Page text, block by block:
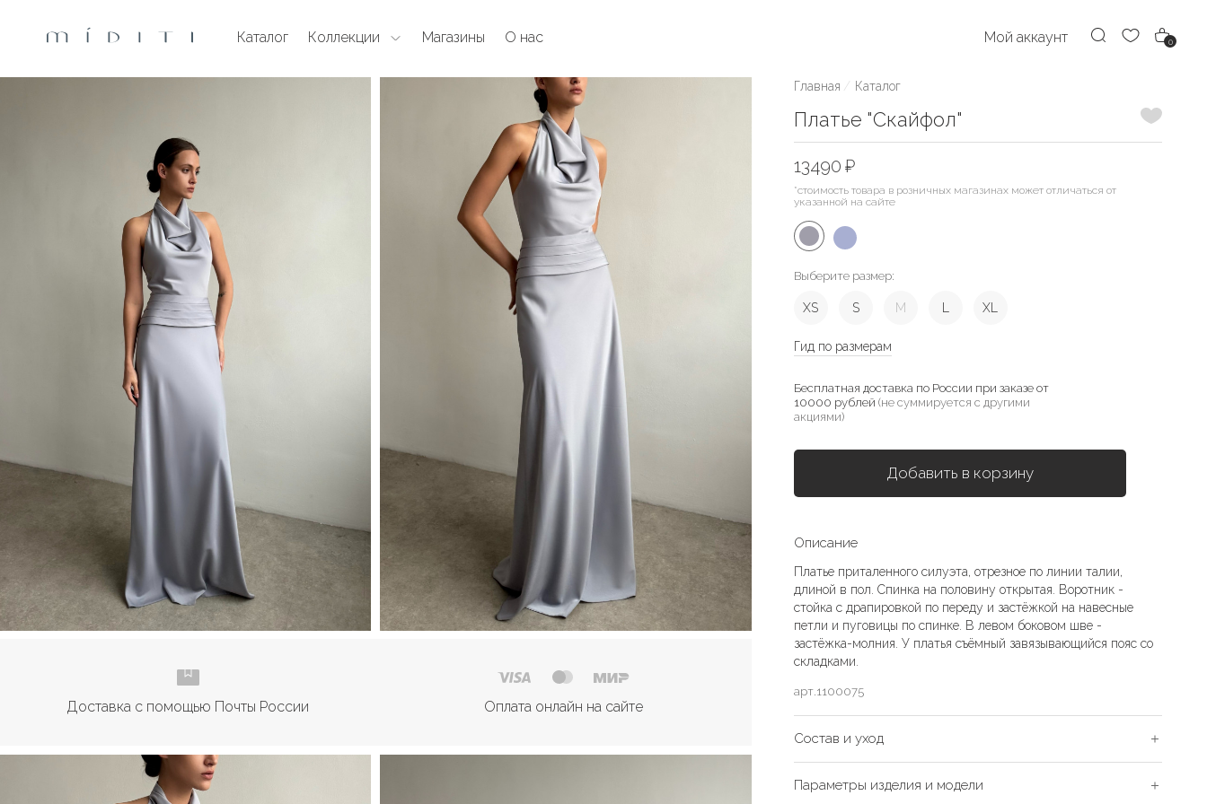
Каталог Коллекции Магазины О нас Мой аккаунт 0
Доставка с помощью Почты России Оплата онлайн на сайте
Главная Каталог
Платье "Скайфол"
13490 ₽
*стоимость товара в розничных магазинах может отличаться от
указанной на сайте
Выберите размер:
XS S M L XL
Гид по размерам
Бесплатная доставка по России при заказе от
10000 рублей (не суммируется с другими
акциями)
Добавить в корзину
Описание
Платье приталенного силуэта, отрезное по линии талии,
длиной в пол. Спинка на половину открытая. Воротник -
стойка с драпировкой по переду и застёжкой на навесные
петли и пуговицы по спинке. В левом боковом шве -
застёжка-молния. У платья съёмный завязывающийся пояс со
складками.
арт.1100075
Состав и уход
Параметры изделия и модели